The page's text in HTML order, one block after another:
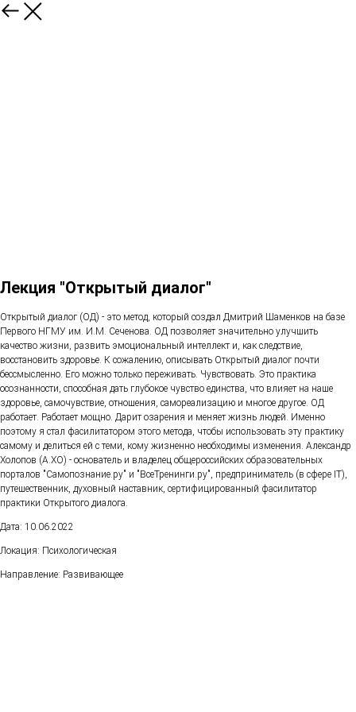
Лекция "Открытый диалог"
Открытый диалог (ОД) - это метод, который создал Дмитрий Шаменков на базе
Первого НГМУ им. И.М. Сеченова. ОД позволяет значительно улучшить
качество жизни, развить эмоциональный интеллект и, как следствие,
восстановить здоровье. К сожалению, описывать Открытый диалог почти
бессмысленно. Его можно только переживать. Чувствовать. Это практика
осознанности, способная дать глубокое чувство единства, что влияет на наше
здоровье, самочувствие, отношения, самореализацию и многое другое. ОД
работает. Работает мощно. Дарит озарения и меняет жизнь людей. Именно
поэтому я стал фасилитатором этого метода, чтобы использовать эту практику
самому и делиться ей с теми, кому жизненно необходимы изменения. Александр
Холопов (А.ХО) - основатель и владелец общероссийских образовательных
порталов "Самопознание.ру" и "ВсеТренинги.ру", предприниматель (в сфере IT),
путешественник, духовный наставник, сертифицированный фасилитатор
практики Открытого диалога.
Дата: 10.06.2022
Локация: Психологическая
Направление: Развивающее